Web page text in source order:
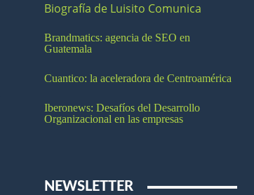
Biografía de Luisito Comunica
Brandmatics: agencia de SEO en
Guatemala
Cuantico: la aceleradora de Centroamérica
Iberonews: Desafíos del Desarrollo
Organizacional en las empresas
NEWSLETTER